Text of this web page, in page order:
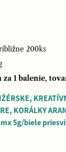
200ks
za 1 balenie,
KORÁLKY
5g/biele